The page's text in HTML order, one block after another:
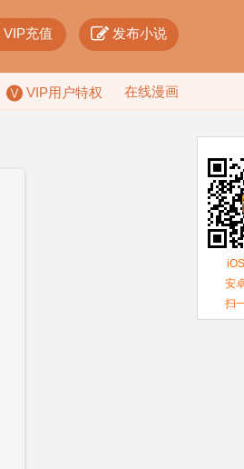
VIP充值  发布小说
VIP用户特权 在线漫画
安
扫